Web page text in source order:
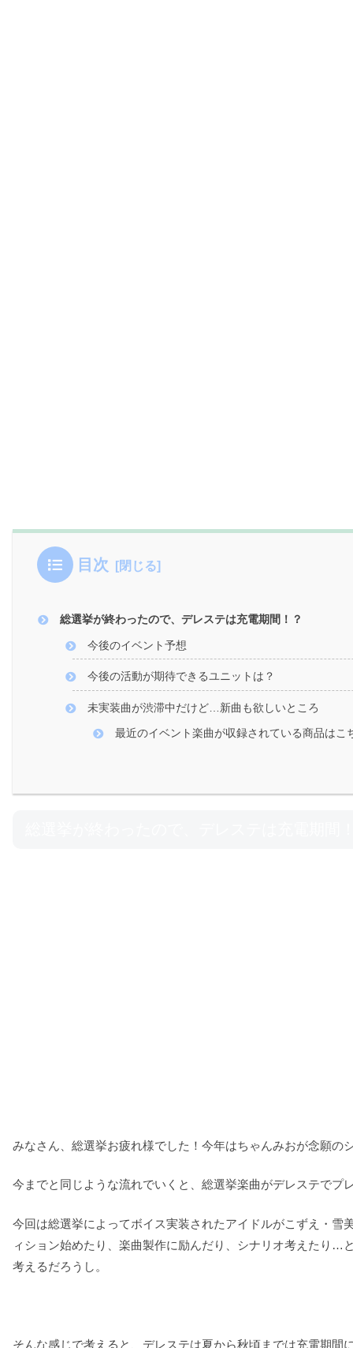
目次
総選挙が終わったので、デレステは充電期間！？
今後のイベント予想
今後の活動が期待できるユニットは？
未実装曲が渋滞中だけど…新曲も欲しいところ
最近のイベント楽曲が収録されている商品はこ
みなさん、総選挙お疲れ様でした！今年はちゃんみおが念願
今までと同じような流れでいくと、総選挙楽曲がデレステで
今回は総選挙によってボイス実装されたアイドルがこずえ・
ィション始めたり、楽曲製作に励んだり、シナリオ考えたり…
考えるだろうし。
そんな感じで考えると、デレステは夏から秋頃までは充電期